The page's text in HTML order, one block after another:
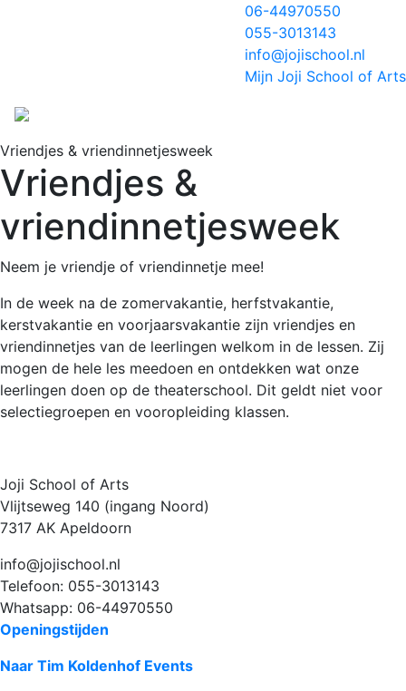
06-44970550
055-3013143
info@jojischool.nl
Mijn Joji School of Arts
Vriendjes & vriendinnetjesweek
Vriendjes &
vriendinnetjesweek
Neem je vriendje of vriendinnetje mee!
In de week na de zomervakantie, herfstvakantie,
kerstvakantie en voorjaarsvakantie zijn vriendjes en
vriendinnetjes van de leerlingen welkom in de lessen. Zij
mogen de hele les meedoen en ontdekken wat onze
leerlingen doen op de theaterschool. Dit geldt niet voor
selectiegroepen en vooropleiding klassen.
Joji School of Arts
Vlijtseweg 140 (ingang Noord)
7317 AK Apeldoorn
info@jojischool.nl
Telefoon: 055-3013143
Whatsapp: 06-44970550
Openingstijden
Naar Tim Koldenhof Events